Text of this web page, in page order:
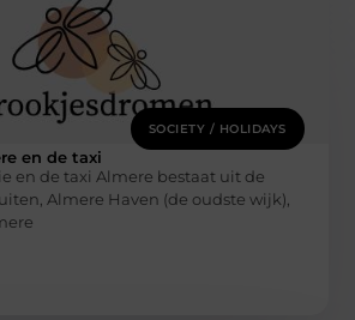
SOCIETY / HOLIDAYS
en de taxi
en de taxi Almere bestaat uit de
Almere Haven (de oudste wijk),